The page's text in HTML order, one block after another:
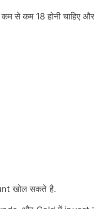
से कम 18 होनी चाहिए
खोल सकते है.